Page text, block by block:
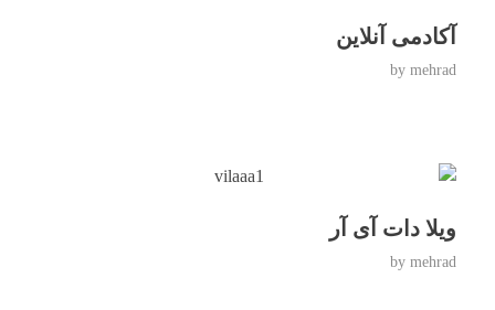
آکادمی آنلاین
by mehrad
ویلا دات آی آر
by mehrad